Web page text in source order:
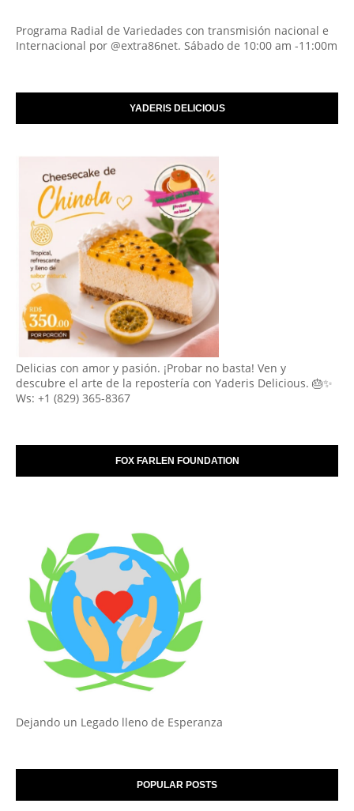
Programa Radial de Variedades con transmisión nacional e
Internacional por @extra86net. Sábado de 10:00 am -11:00m
YADERIS DELICIOUS
Delicias con amor y pasión. ¡Probar no basta! Ven y
descubre el arte de la repostería con Yaderis Delicious. 🎂✨
Ws: +1 (829) 365-8367
FOX FARLEN FOUNDATION
Dejando un Legado lleno de Esperanza
POPULAR POSTS